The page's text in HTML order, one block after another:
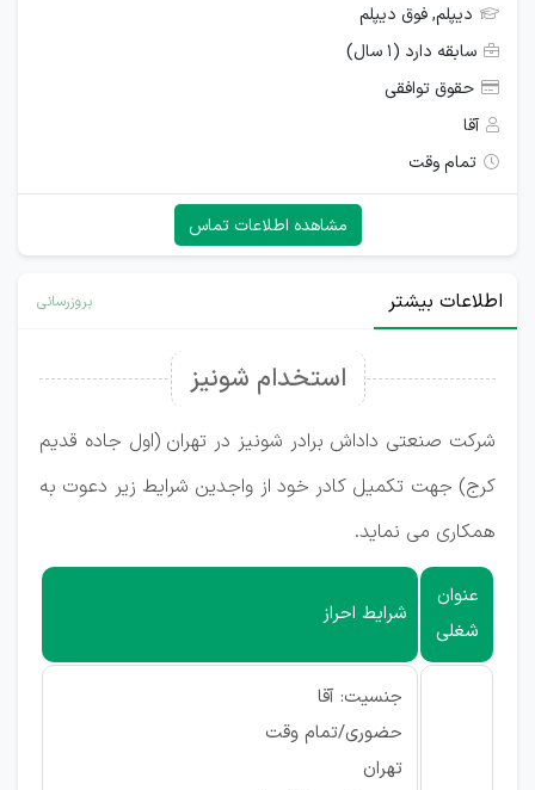
دیپلم, فوق دیپلم
سابقه دارد (۱ سال)
حقوق توافقی
آقا
تمام وقت
مشاهده اطلاعات تماس
اطلاعات بیشتر بروزرسانی
استخدام شونیز
شرکت صنعتی داداش برادر شونیز در تهران (اول جاده قدیم
کرج) جهت تکمیل کادر خود از واجدین شرایط زیر دعوت به
همکاری می نماید.
عنوان
شغلی
شرایط احراز
جنسیت: آقا
حضوری/تمام وقت
تهران